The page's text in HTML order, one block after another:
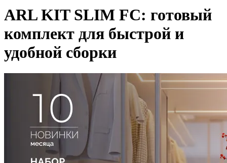
ARL KIT SLIM FC: готовый
комплект для быстрой и
удобной сборки